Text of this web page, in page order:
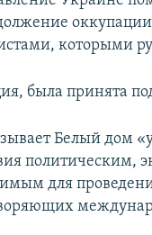
которыми
была принята
Белый дом
политическим,
для